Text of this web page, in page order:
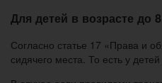
Для детей в возрасте до
Согласно статье 17 «Права и
сидячего места. То есть у